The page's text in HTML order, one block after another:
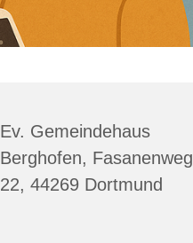
Ev. Gemeindehaus
Berghofen, Fasanenweg
22, 44269 Dortmund